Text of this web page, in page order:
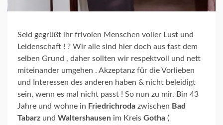
Seid gegrüßt ihr frivolen Menschen voller Lust und
Leidenschaft ! ? Wir alle sind hier doch aus fast dem
selben Grund , daher sollten wir respektvoll und nett
miteinander umgehen . Akzeptanz für die Vorlieben
und Interessen des anderen haben & nicht beleidigt
sein, wenn es mal nicht passt ! So nun zu mir. Bin 43
Jahre und wohne in Friedrichroda zwischen Bad
Tabarz und Waltershausen im Kreis Gotha (